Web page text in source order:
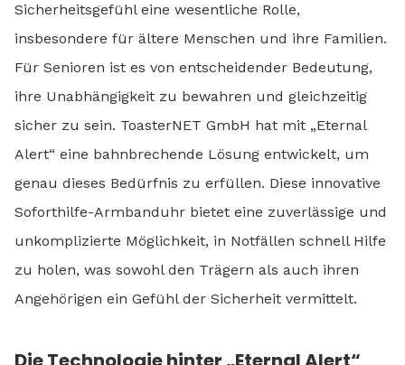
Sicherheitsgefühl eine wesentliche Rolle,
insbesondere für ältere Menschen und ihre Familien.
Für Senioren ist es von entscheidender Bedeutung,
ihre Unabhängigkeit zu bewahren und gleichzeitig
sicher zu sein. ToasterNET GmbH hat mit „Eternal
Alert“ eine bahnbrechende Lösung entwickelt, um
genau dieses Bedürfnis zu erfüllen. Diese innovative
Soforthilfe-Armbanduhr bietet eine zuverlässige und
unkomplizierte Möglichkeit, in Notfällen schnell Hilfe
zu holen, was sowohl den Trägern als auch ihren
Angehörigen ein Gefühl der Sicherheit vermittelt.